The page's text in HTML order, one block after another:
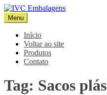
Pular
para
o
conteúdo
IVC Embalagens
Blog IVC
Menu
Início
Voltar ao site
Produtos
Contato
Tag: Sacos